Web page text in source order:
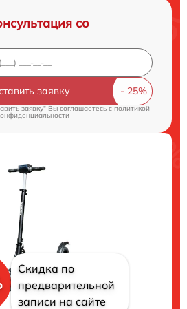
со
заявку
заявку" Вы соглашаетесь cполитикой
Скидка по
предварительной
записи на сайте